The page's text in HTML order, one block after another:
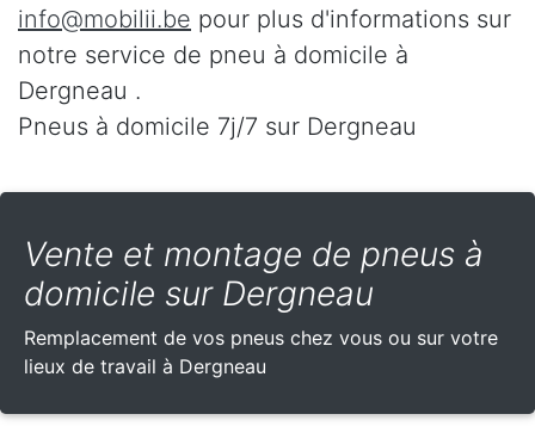
info@mobilii.be pour plus d'informations sur
notre service de pneu à domicile à
Dergneau .
Pneus à domicile 7j/7 sur Dergneau
Vente et montage de pneus à
domicile sur Dergneau
Remplacement de vos pneus chez vous ou sur votre
lieux de travail à Dergneau